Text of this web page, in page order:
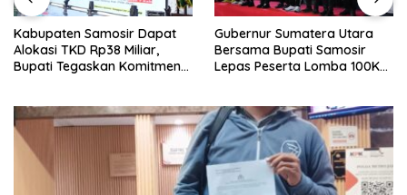
Kabupaten Samosir Dapat
Alokasi TKD Rp38 Miliar,
Bupati Tegaskan Komitmen
Gubernur Sumatera Utara
Bersama Bupati Samosir
Lepas Peserta Lomba 100K